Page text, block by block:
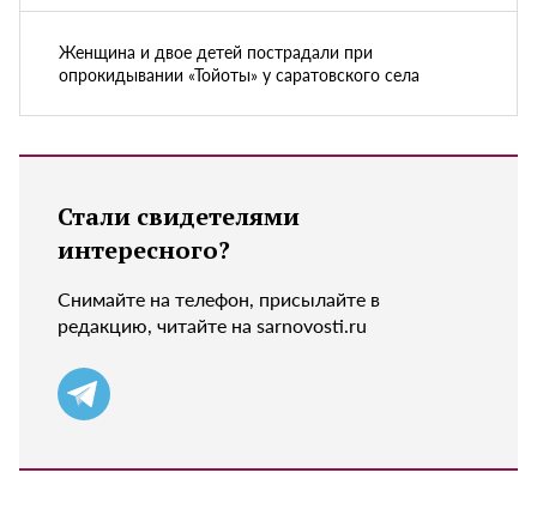
Женщина и двое детей пострадали при
опрокидывании «Тойоты» у саратовского села
Стали свидетелями
интересного?
Снимайте на телефон, присылайте в
редакцию, читайте на sarnovosti.ru